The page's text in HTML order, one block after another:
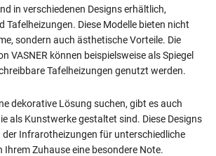
in verschiedenen Designs erhältlich,
Tafelheizungen. Diese Modelle bieten nicht
sondern auch ästhetische Vorteile. Die
VASNER können beispielsweise als Spiegel
Tafelheizungen genutzt werden.
dekorative Lösung suchen, gibt es auch
als Kunstwerke gestaltet sind. Diese Designs
der Infrarotheizungen für unterschiedliche
Ihrem Zuhause eine besondere Note.